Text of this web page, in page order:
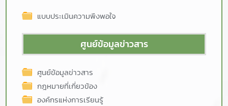
แบบประเมินความพึงพอใจ
ศูนย์ข้อมูลข่าวสาร
ศูนย์ข้อมูลข่าวสาร
กฎหมายที่เกี่ยวข้อง
องค์กรแห่งการเรียนรู้